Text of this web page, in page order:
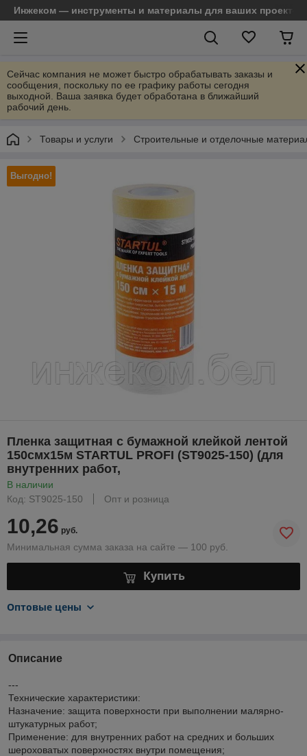
Инжеком — инструменты и материалы для ваших проектов
Сейчас компания не может быстро обрабатывать заказы и
сообщения, поскольку по ее графику работы сегодня
выходной. Ваша заявка будет обработана в ближайший
рабочий день.
Товары и услуги Строительные и отделочные
Выгодно!
Пленка защитная с бумажной клейкой лентой
150смх15м STARTUL PROFI (ST9025-150) (для
внутренних работ,
В наличии
Код: ST9025-150
Опт и розница
10,26 руб.
Минимальная сумма заказа на сайте — 100 руб.
Купить
Оптовые цены
Описание
---
Технические характеристики:
Назначение: защита поверхности при выполнении малярно-
штукатурных работ;
Применение: для внутренних работ на средних и больших
шероховатых поверхностях внутри помещения;